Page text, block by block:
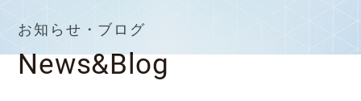
お知らせ・ブログ
News&Blog